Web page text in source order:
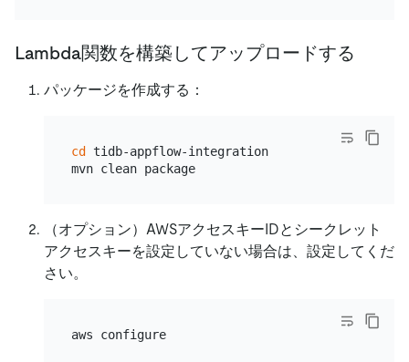
Lambda関数を構築してアップロードする
パッケージを作成する：
cd tidb-appflow-integration
mvn clean package
（オプション）AWSアクセスキーIDとシークレット
アクセスキーを設定していない場合は、設定してくだ
さい。
aws configure